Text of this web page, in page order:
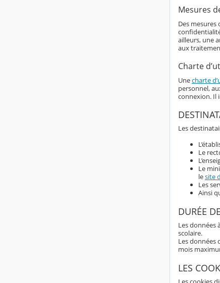
Mesures
Des mesures
ailleurs, une
aux
Charte
Unecharte
personnel,
connexion. Il
Les
Le
Le
lesite
Les
Ainsi
DURÉE
Les données
scolaire.
Les données
mois
LES